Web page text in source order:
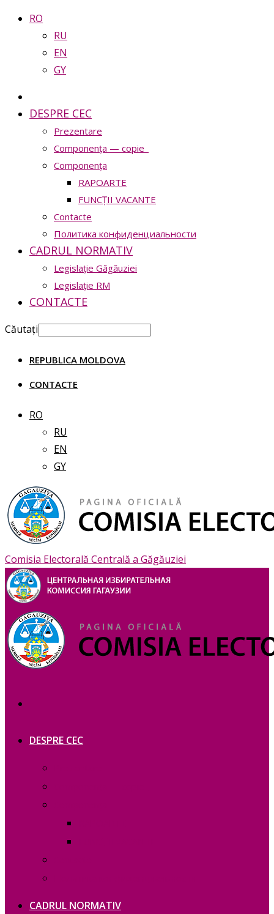
RO
RU
EN
GY
DESPRE CEC
Prezentare
Сomponența — copie_
Сomponența
RAPOARTE
FUNCȚII VACANTE
Contacte
Политика конфиденциальности
CADRUL NORMATIV
Legislație Găgăuziei
Legislație RM
CONTACTE
Căutați
REPUBLICA MOLDOVA
CONTACTE
RO
RU
EN
GY
Comisia Electorală Centrală a Găgăuziei
DESPRE CEC
CADRUL NORMATIV